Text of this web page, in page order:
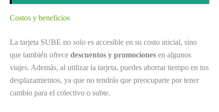
Costos y beneficios
La tarjeta SUBE no solo es accesible en su costo inicial, sino
que también ofrece descuentos y promociones en algunos
viajes. Además, al utilizar la tarjeta, puedes ahorrar tiempo en tus
desplazamientos, ya que no tendrás que preocuparte por tener
cambio para el colectivo o subte.